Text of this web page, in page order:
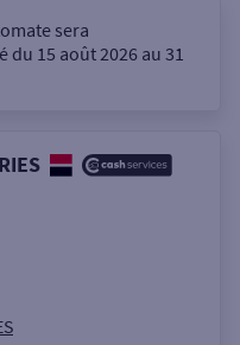
sera
15 août 2026 au 31